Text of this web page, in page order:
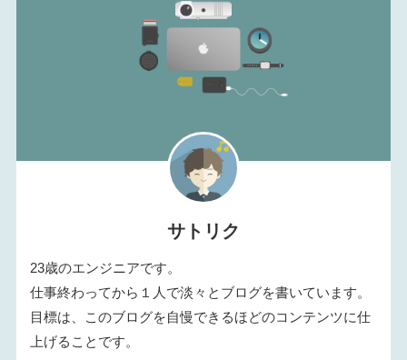
サトリク
23歳のエンジニアです。
仕事終わってから１人で淡々とブログを書いています。
目標は、このブログを自慢できるほどのコンテンツに仕
上げることです。